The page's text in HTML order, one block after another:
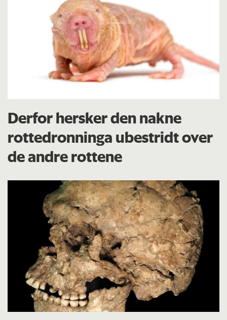
Derfor hersker den nakne
rottedronninga ubestridt over
de andre rottene